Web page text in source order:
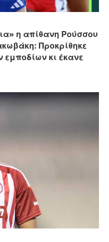
η απίθανη Ρούσσου
Προκρίθηκε
κι έκανε